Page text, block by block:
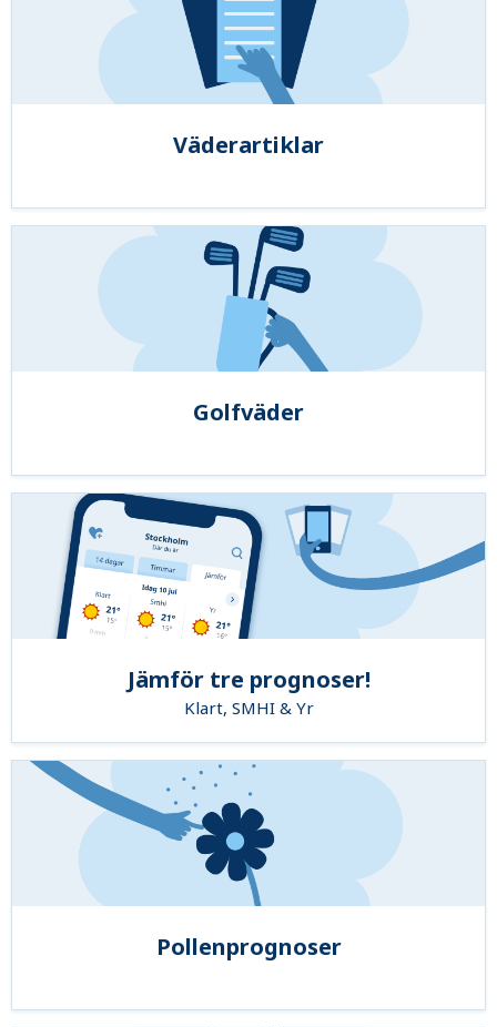
Väderartiklar
Golfväder
Jämför tre prognoser!
Klart, SMHI & Yr
Pollenprognoser